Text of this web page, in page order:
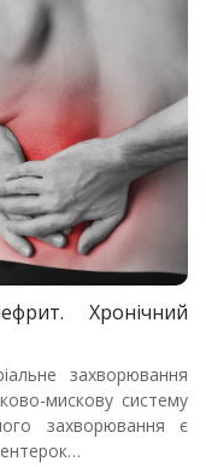
Хронічний
захворювання
мискову систему
захворювання є